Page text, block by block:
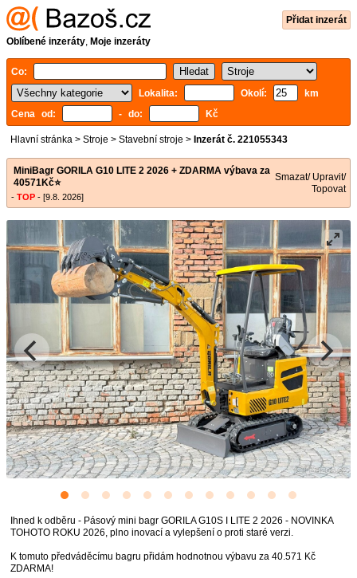
Přidat inzerát
Oblíbené inzeráty, Moje inzeráty
Co:
Lokalita:
Okolí:
km
Cena od:
- do: Kč
Hlavní stránka > Stroje > Stavební stroje > Inzerát č. 221055343
MiniBagr GORILA G10 LITE 2 2026 + ZDARMA výbava za
40571Kč⭐
- TOP - [9.8. 2026]
Smazat/ Upravit/
Topovat
Ihned k odběru - Pásový mini bagr GORILA G10S I LITE 2 2026 - NOVINKA
TOHOTO ROKU 2026, plno inovací a vylepšení o proti staré verzi.
K tomuto předváděcímu bagru přidám hodnotnou výbavu za 40.571 Kč
ZDARMA!